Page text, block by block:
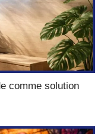
comme solution